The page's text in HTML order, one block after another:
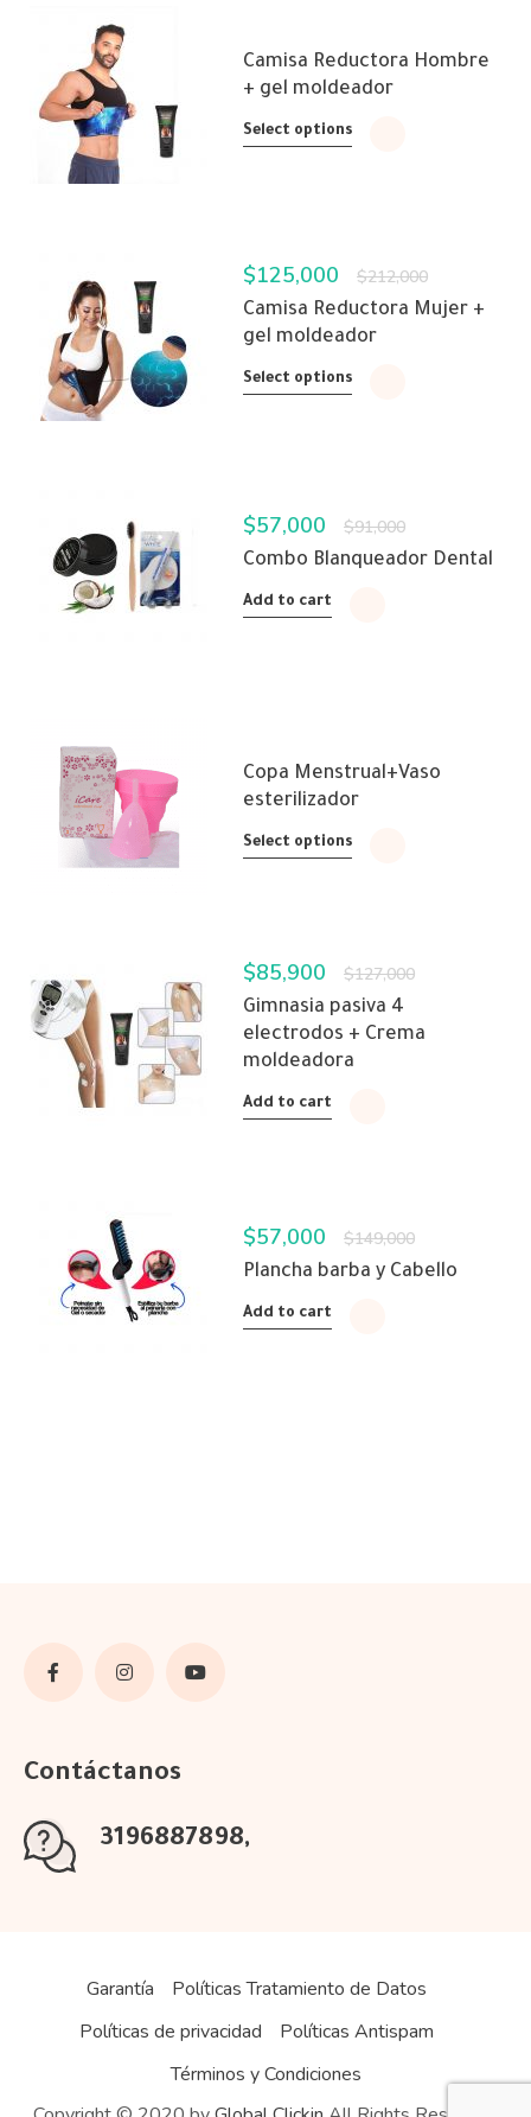
Camisa Reductora Hombre
+ gel moldeador
Select options
$125,000 $212,000
Camisa Reductora Mujer +
gel moldeador
Select options
$57,000 $91,000
Combo Blanqueador Dental
Add to cart
Copa Menstrual+Vaso
esterilizador
Select options
$85,900 $127,000
Gimnasia pasiva 4
electrodos + Crema
moldeadora
Add to cart
$57,000 $149,000
Plancha barba y Cabello
Add to cart
Contáctanos
3196887898
Garantía
Políticas Tratamiento de Datos
Políticas de privacidad
Políticas Antispam
Términos y Condiciones